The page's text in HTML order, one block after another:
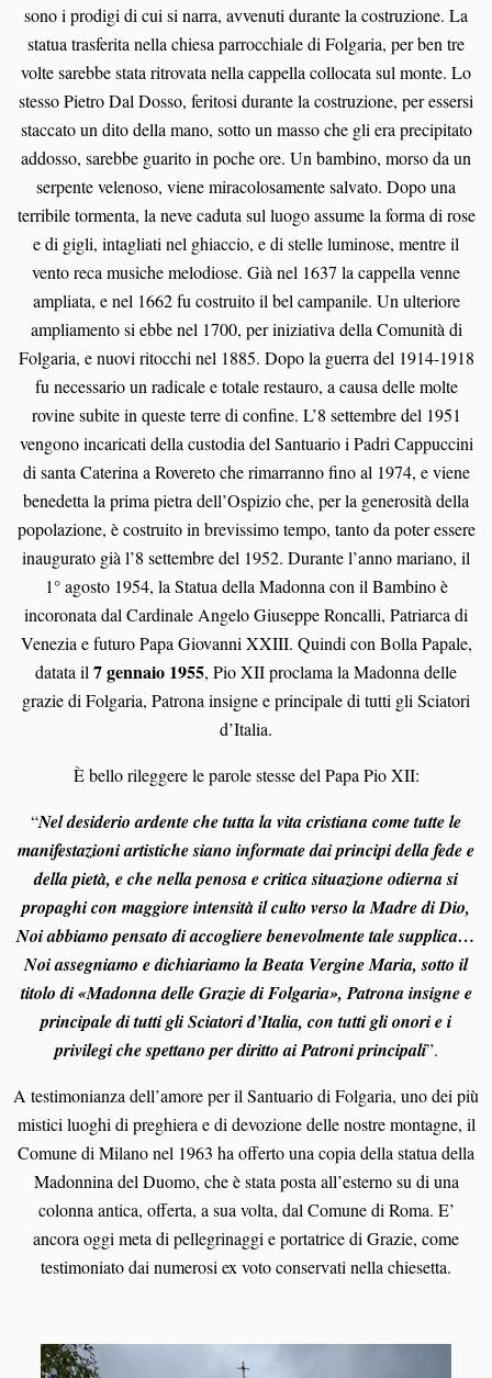
sono i prodigi di cui si narra, avvenuti durante la costruzione. La
statua trasferita nella chiesa parrocchiale di Folgaria, per ben tre
volte sarebbe stata ritrovata nella cappella collocata sul monte. Lo
stesso Pietro Dal Dosso, feritosi durante la costruzione, per essersi
staccato un dito della mano, sotto un masso che gli era precipitato
addosso, sarebbe guarito in poche ore. Un bambino, morso da un
serpente velenoso, viene miracolosamente salvato. Dopo una
terribile tormenta, la neve caduta sul luogo assume la forma di rose
e di gigli, intagliati nel ghiaccio, e di stelle luminose, mentre il
vento reca musiche melodiose. Già nel 1637 la cappella venne
ampliata, e nel 1662 fu costruito il bel campanile. Un ulteriore
ampliamento si ebbe nel 1700, per iniziativa della Comunità di
Folgaria, e nuovi ritocchi nel 1885. Dopo la guerra del 1914-1918
fu necessario un radicale e totale restauro, a causa delle molte
rovine subite in queste terre di confine. L’8 settembre del 1951
vengono incaricati della custodia del Santuario i Padri Cappuccini
di santa Caterina a Rovereto che rimarranno fino al 1974, e viene
benedetta la prima pietra dell’Ospizio che, per la generosità della
popolazione, è costruito in brevissimo tempo, tanto da poter essere
inaugurato già l’8 settembre del 1952. Durante l’anno mariano, il
1° agosto 1954, la Statua della Madonna con il Bambino è
incoronata dal Cardinale Angelo Giuseppe Roncalli, Patriarca di
Venezia e futuro Papa Giovanni XXIII. Quindi con Bolla Papale,
datata il 7 gennaio 1955, Pio XII proclama la Madonna delle
grazie di Folgaria, Patrona insigne e principale di tutti gli Sciatori
d’Italia.
È bello rileggere le parole stesse del Papa Pio XII:
“Nel desiderio ardente che tutta la vita cristiana come tutte le
manifestazioni artistiche siano informate dai principi della fede e
della pietà, e che nella penosa e critica situazione odierna si
propaghi con maggiore intensità il culto verso la Madre di Dio,
Noi abbiamo pensato di accogliere benevolmente tale supplica…
Noi assegniamo e dichiariamo la Beata Vergine Maria, sotto il
titolo di «Madonna delle Grazie di Folgaria», Patrona insigne e
principale di tutti gli Sciatori d’Italia, con tutti gli onori e i
privilegi che spettano per diritto ai Patroni principali”.
A testimonianza dell’amore per il Santuario di Folgaria, uno dei più
mistici luoghi di preghiera e di devozione delle nostre montagne, il
Comune di Milano nel 1963 ha offerto una copia della statua della
Madonnina del Duomo, che è stata posta all’esterno su di una
colonna antica, offerta, a sua volta, dal Comune di Roma. E’
ancora oggi meta di pellegrinaggi e portatrice di Grazie, come
testimoniato dai numerosi ex voto conservati nella chiesetta.